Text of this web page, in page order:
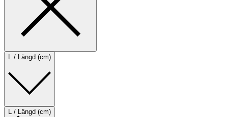
L / Längd (cm)
L / Längd (cm)